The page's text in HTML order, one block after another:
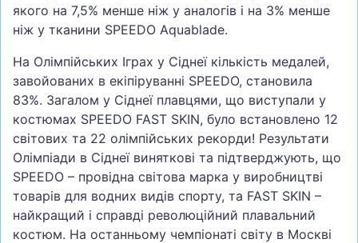
якого на 7,5% менше ніж у аналогів і на 3% менше
ніж у тканини SPEEDO Aquablade.
На Олімпійських Іграх у Сіднеї кількість медалей,
завойованих в екіпіруванні SPEEDO, становила
83%. Загалом у Сіднеї плавцями, що виступали у
костюмах SPEEDO FAST SKIN, було встановлено 12
світових та 22 олімпійських рекорди! Результати
Олімпіади в Сіднеї виняткові та підтверджують, що
SPEEDO – провідна світова марка у виробництві
товарів для водних видів спорту, та FAST SKIN –
найкращий і справді революційний плавальний
костюм. На останньому чемпіонаті світу в Москві